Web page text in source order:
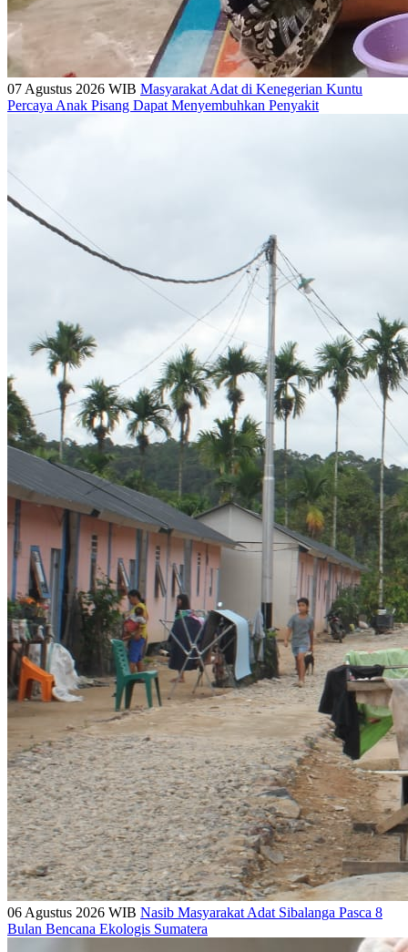
07 Agustus 2026 WIB Masyarakat Adat di Kenegerian Kuntu
Percaya Anak Pisang Dapat Menyembuhkan Penyakit
06 Agustus 2026 WIB Nasib Masyarakat Adat Sibalanga Pasca 8
Bulan Bencana Ekologis Sumatera